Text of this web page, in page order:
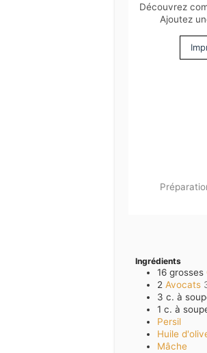
Découvrez
Ajoutez
Ingrédients
16 grosses
2 Avocats
3 c. à
1 c. à
Persil
Huile
Mâche